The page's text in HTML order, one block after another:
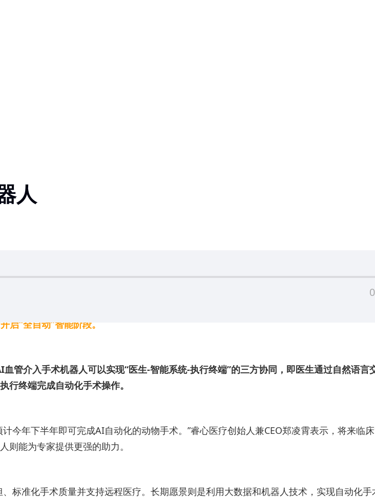
人
“全自动”智能阶段。
管介入手术机器人可以实现“医生-智能系统-执行终端”的三方协同，即医生通过自然语言
行终端完成自动化手术操作。
今年下半年即可完成AI自动化的动物手术。”睿心医疗创始人兼CEO郑凌霄表示，将来临
能为专家提供更强的助力。
标准化手术质量并支持远程医疗。长期愿景则是利用大数据和机器人技术，实现自动化